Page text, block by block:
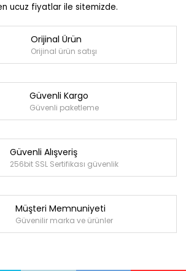
ucuz fiyatlar ile sitemizde.
Orijinal Ürün
Orijinal ürün satışı
Güvenli Kargo
Güvenli paketleme
Güvenli Alışveriş
256bit SSL Sertifikası güvenlik
Müşteri Memnuniyeti
Güvenilir marka ve ürünler